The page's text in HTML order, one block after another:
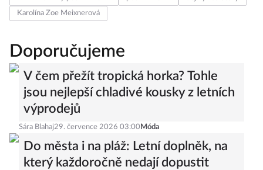
Karolína Zoe Meixnerová
Doporučujeme
V čem přežít tropická horka? Tohle
jsou nejlepší chladivé kousky z letních
výprodejů
Sára Blahaj29. července 2026 03:00 Móda
Do města i na pláž: Letní doplněk, na
který každoročně nedají dopustit